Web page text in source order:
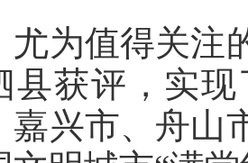
值得关注的
县获评，实
嘉兴市、舟山